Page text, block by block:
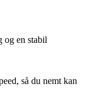
og en stabil
så du nemt kan